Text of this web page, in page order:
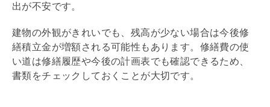
出が不安です。
建物の外観がきれいでも、残高が少ない場合は今後修
繕積立金が増額される可能性もあります。修繕費の使
い道は修繕履歴や今後の計画表でも確認できるため、
書類をチェックしておくことが大切です。